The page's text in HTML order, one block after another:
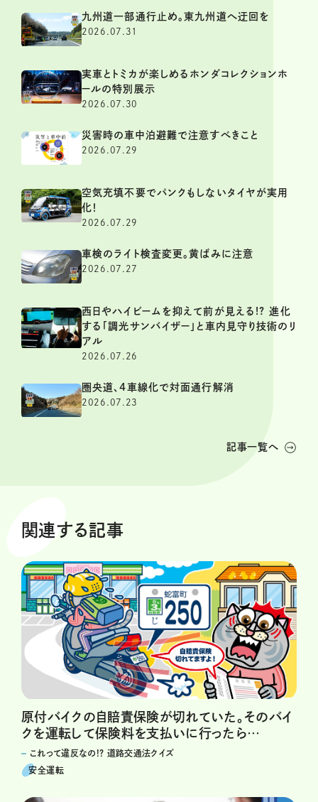
九州道一部通行止め。東九州道へ迂回を
2026.07.31
実車とトミカが楽しめるホンダコレクションホ
ールの特別展示
2026.07.30
災害時の車中泊避難で注意すべきこと
2026.07.29
空気充填不要でパンクもしないタイヤが実用
化！
2026.07.29
車検のライト検査変更。黄ばみに注意
2026.07.27
西日やハイビームを抑えて前が見える!? 進化
する「調光サンバイザー」と車内見守り技術のリ
アル
2026.07.26
圏央道、4車線化で対面通行解消
2026.07.23
記事一覧へ
関連する記事
原付バイクの自賠責保険が切れていた。そのバイ
クを運転して保険料を支払いに行ったら…
これって違反なの!? 道路交通法クイズ
安全運転